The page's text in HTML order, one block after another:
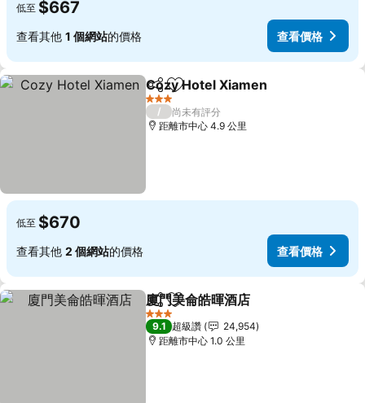
低至 $667
查看其他 1 個網站的價格 查看價格
分享 加入我的最愛
Cozy Hotel Xiamen
3 星級
/
尚未有評分
距離市中心 4.9 公里
低至 $670
查看其他 2 個網站的價格 查看價格
分享 加入我的最愛
廈門美侖皓暉酒店
3 星級
9.1 超級讚
24,954
距離市中心 1.0 公里